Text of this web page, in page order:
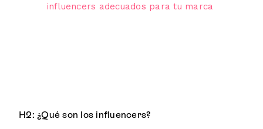
influencers adecuados para tu marca
H2: ¿Qué son los influencers?